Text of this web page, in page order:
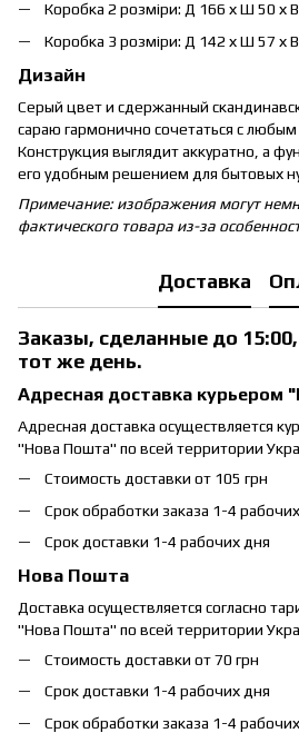
Коробка 2 розміри: Д 166 х Ш 50 х В
Коробка 3 розміри: Д 142 х Ш 57 х
Дизайн
Серый цвет и сдержанный
сараю гармонично сочетаться с
Конструкция выглядит аккуратно, а
его удобным решением для бытовых
Примечание: изображения могут
фактического товара из-за
Доставка
Заказы, сделанные до
тот же день.
Адресная доставка курьером
Адресная доставка осуществляется
"Нова Пошта" по всей территории
Стоимость доставки от 105 грн
Срок обработки заказа 1-4
Срок доставки 1-4 рабочих дня
Нова Пошта
Доставка осуществляется согласно
"Нова Пошта" по всей территории
Стоимость доставки от 70 грн
Срок доставки 1-4 рабочих дня
Срок обработки заказа 1-4